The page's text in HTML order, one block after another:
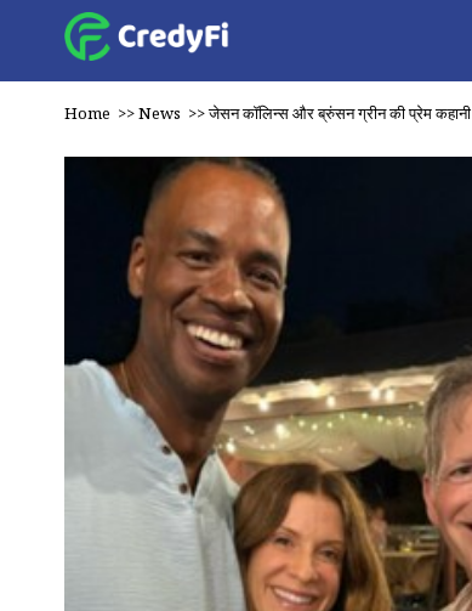
Home >>News >>जेसन कॉलिन्स और ब्रुंसन ग्रीन की प्रेम कहानी